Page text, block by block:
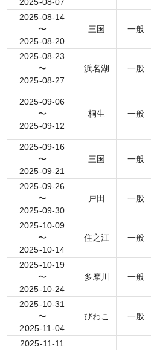
2025-08-14
〜
2025-08-20
三国 一般
2025-08-23
〜
2025-08-27
浜名湖 一般
2025-09-06
〜
2025-09-12
桐生 一般
2025-09-16
〜
2025-09-21
三国 一般
2025-09-26
〜
2025-09-30
戸田 一般
2025-10-09
〜
2025-10-14
住之江 一般
2025-10-19
〜
2025-10-24
多摩川 一般
2025-10-31
〜
2025-11-04
びわこ 一般
2025-11-11